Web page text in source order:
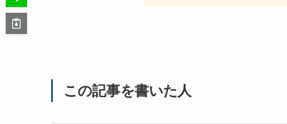
この記事を書いた人